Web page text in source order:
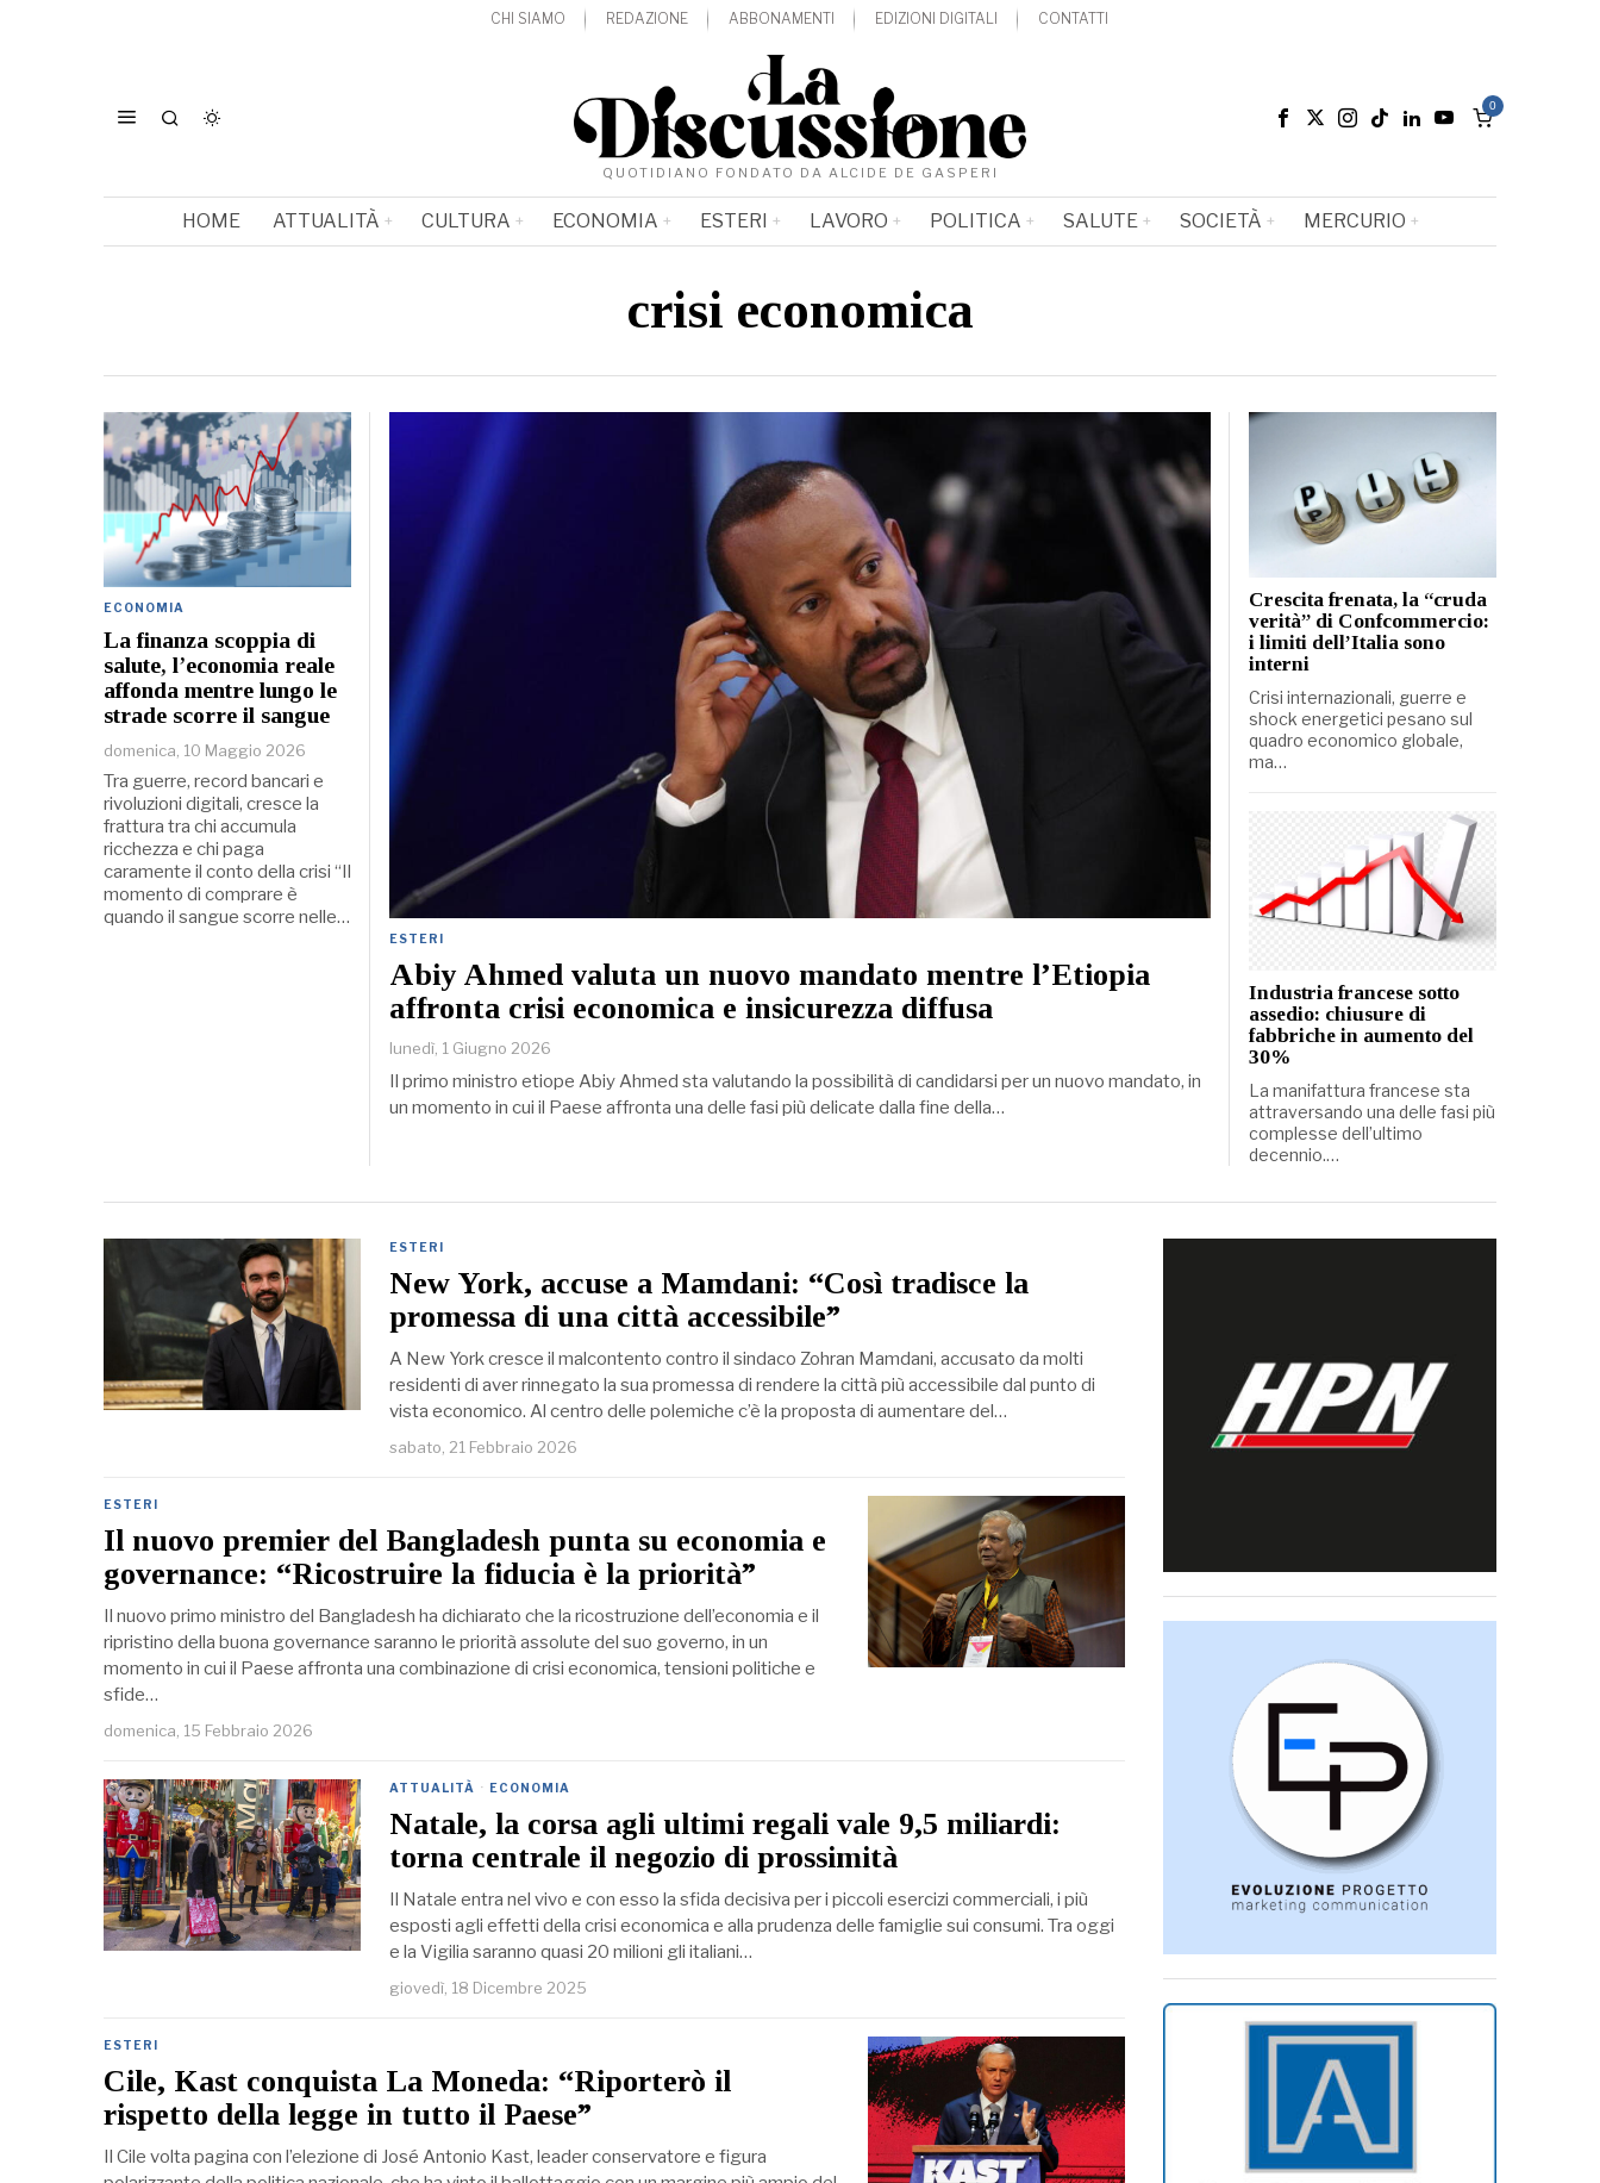
CHI SIAMO REDAZIONE ABBONAMENTI EDIZIONI DIGITALI CONTATTI
QUOTIDIANO FONDATO DA ALCIDE DE GASPERI
0
HOME ATTUALITÀ CULTURA ECONOMIA ESTERI LAVORO POLITICA SALUTE SOCIETÀ MERCURIO
crisi economica
ESTERI
Abiy Ahmed valuta un nuovo mandato mentre l’Etiopia
affronta crisi economica e insicurezza diffusa
lunedì, 1 Giugno 2026
Il primo ministro etiope Abiy Ahmed sta valutando la possibilità di candidarsi per un nuovo mandato, in
un momento in cui il Paese affronta una delle fasi più delicate dalla fine della…
ECONOMIA
La finanza scoppia di
salute, l’economia reale
affonda mentre lungo le
strade scorre il sangue
domenica, 10 Maggio 2026
Tra guerre, record bancari e
rivoluzioni digitali, cresce la
frattura tra chi accumula
ricchezza e chi paga
caramente il conto della crisi “Il
momento di comprare è
quando il sangue scorre nelle…
Crescita frenata, la “cruda
verità” di Confcommercio:
i limiti dell’Italia sono
interni
Crisi internazionali, guerre e
shock energetici pesano sul
quadro economico globale,
ma…
Industria francese sotto
assedio: chiusure di
fabbriche in aumento del
30%
La manifattura francese sta
attraversando una delle fasi più
complesse dell’ultimo
decennio.…
ESTERI
New York, accuse a Mamdani: “Così tradisce la
promessa di una città accessibile”
A New York cresce il malcontento contro il sindaco Zohran Mamdani, accusato da molti
residenti di aver rinnegato la sua promessa di rendere la città più accessibile dal punto di
vista economico. Al centro delle polemiche c’è la proposta di aumentare del…
sabato, 21 Febbraio 2026
ESTERI
Il nuovo premier del Bangladesh punta su economia e
governance: “Ricostruire la fiducia è la priorità”
Il nuovo primo ministro del Bangladesh ha dichiarato che la ricostruzione dell’economia e il
ripristino della buona governance saranno le priorità assolute del suo governo, in un
momento in cui il Paese affronta una combinazione di crisi economica, tensioni politiche e
sfide…
domenica, 15 Febbraio 2026
ATTUALITÀ · ECONOMIA
Natale, la corsa agli ultimi regali vale 9,5 miliardi:
torna centrale il negozio di prossimità
Il Natale entra nel vivo e con esso la sfida decisiva per i piccoli esercizi commerciali, i più
esposti agli effetti della crisi economica e alla prudenza delle famiglie sui consumi. Tra oggi
e la Vigilia saranno quasi 20 milioni gli italiani…
giovedì, 18 Dicembre 2025
ESTERI
Cile, Kast conquista La Moneda: “Riporterò il
rispetto della legge in tutto il Paese”
Il Cile volta pagina con l’elezione di José Antonio Kast, leader conservatore e figura